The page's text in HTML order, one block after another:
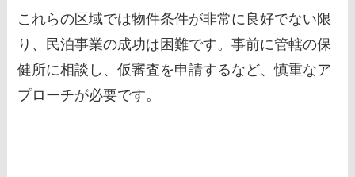
これらの区域では物件条件が非常に良好でない限
り、民泊事業の成功は困難です。事前に管轄の保
健所に相談し、仮審査を申請するなど、慎重なア
プローチが必要です。